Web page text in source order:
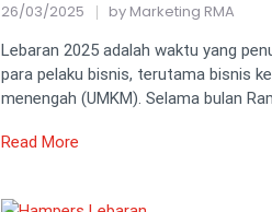
26/03/2025 by Marketing RMA
Lebaran 2025 adalah waktu yang
para pelaku bisnis, terutama bisnis
menengah (UMKM). Selama bulan
Read More